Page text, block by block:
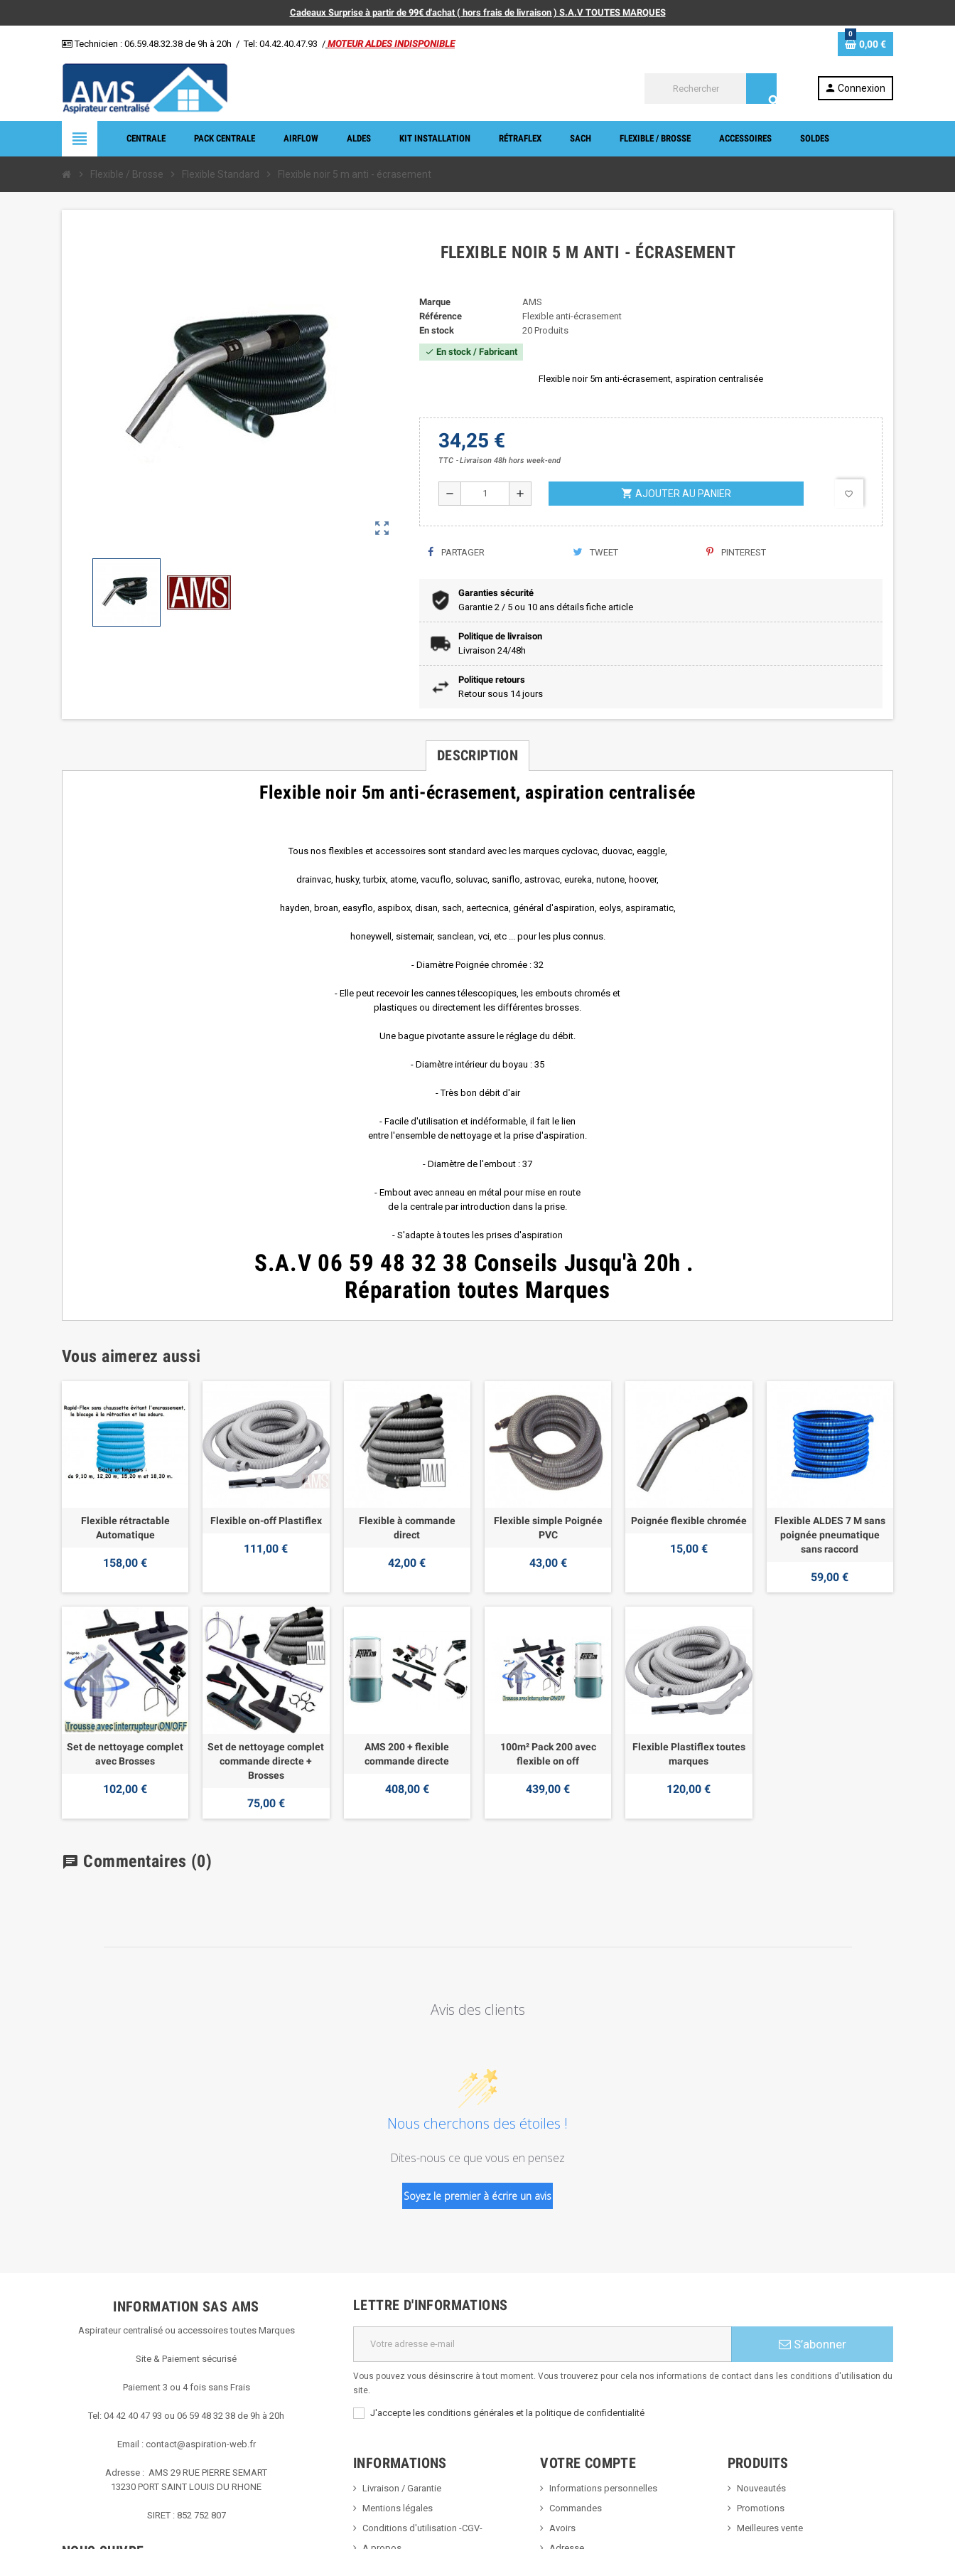
Cadeaux Surprise à partir de 99€ d'achat ( hors frais de livraison ) S.A.V TOUTES MARQUES
Technicien : 06.59.48.32.38 de 9h à 20h / Tel: 04.42.40.47.93 / MOTEUR ALDES INDISPONIBLE
0
0,00 €
search
person Connexion
view_headline CENTRALE PACK CENTRALE AIRFLOW ALDES KIT INSTALLATION RÉTRAFLEX SACH FLEXIBLE / BROSSE ACCESSOIRES SOLDES
chevron_right Flexible / Brosse chevron_right Flexible Standard chevron_right Flexible noir 5 m anti - écrasement
zoom_out_map
FLEXIBLE NOIR 5 M ANTI - ÉCRASEMENT
Marque
AMS
Référence
Flexible anti-écrasement
En stock
20 Produits
check En stock / Fabricant
Flexible noir 5m anti-écrasement, aspiration centralisée
34,25 €
TTC Livraison 48h hors week-end
remove add shopping_cart AJOUTER AU PANIER favorite_border
PARTAGER TWEET PINTEREST
Garanties sécurité
Garantie 2 / 5 ou 10 ans détails fiche article
Politique de livraison
Livraison 24/48h
Politique retours
Retour sous 14 jours
DESCRIPTION
Flexible noir 5m anti-écrasement, aspiration centralisée
Tous nos flexibles et accessoires sont standard avec les marques cyclovac, duovac, eaggle,
drainvac, husky, turbix, atome, vacuflo, soluvac, saniflo, astrovac, eureka, nutone, hoover,
hayden, broan, easyflo, aspibox, disan, sach, aertecnica, général d'aspiration, eolys, aspiramatic,
honeywell, sistemair, sanclean, vci, etc ... pour les plus connus.
- Diamètre Poignée chromée : 32
- Elle peut recevoir les cannes télescopiques, les embouts chromés et
plastiques ou directement les différentes brosses.
Une bague pivotante assure le réglage du débit.
- Diamètre intérieur du boyau : 35
- Très bon débit d'air
- Facile d'utilisation et indéformable, il fait le lien
entre l'ensemble de nettoyage et la prise d'aspiration.
- Diamètre de l'embout : 37
- Embout avec anneau en métal pour mise en route
de la centrale par introduction dans la prise.
- S'adapte à toutes les prises d'aspiration
S.A.V 06 59 48 32 38 Conseils Jusqu'à 20h .
Réparation toutes Marques
Vous aimerez aussi
Flexible rétractable
Automatique
158,00 €
Flexible on-off Plastiflex
111,00 €
Flexible à commande
direct
42,00 €
Flexible simple Poignée
PVC
43,00 €
Poignée flexible chromée
15,00 €
Flexible ALDES 7 M sans
poignée pneumatique
sans raccord
59,00 €
Set de nettoyage complet
avec Brosses
102,00 €
Set de nettoyage complet
commande directe +
Brosses
75,00 €
AMS 200 + flexible
commande directe
408,00 €
100m² Pack 200 avec
flexible on off
439,00 €
Flexible Plastiflex toutes
marques
120,00 €
chat Commentaires (0)
Avis des clients
Nous cherchons des étoiles !
Dites-nous ce que vous en pensez
Soyez le premier à écrire un avis
INFORMATION SAS AMS
Aspirateur centralisé ou accessoires toutes Marques
Site & Paiement sécurisé
Paiement 3 ou 4 fois sans Frais
Tel: 04 42 40 47 93 ou 06 59 48 32 38 de 9h à 20h
Email : contact@aspiration-web.fr
Adresse : AMS 29 RUE PIERRE SEMART
13230 PORT SAINT LOUIS DU RHONE
SIRET : 852 752 807
LETTRE D'INFORMATIONS
S’abonner
Vous pouvez vous désinscrire à tout moment. Vous trouverez pour cela nos informations de contact dans les conditions d'utilisation du
site.
J'accepte les conditions générales et la politique de confidentialité
INFORMATIONS
Livraison / Garantie
Mentions légales
Conditions d'utilisation -CGV-
VOTRE COMPTE
Informations personnelles
Commandes
Avoirs
PRODUITS
Nouveautés
Promotions
Meilleures vente